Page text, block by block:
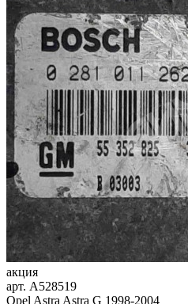
акция
арт. A528519
Opel Astra Astra G 1998-2004